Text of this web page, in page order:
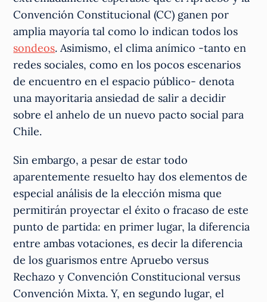
Convención Constitucional (CC) ganen por
amplia mayoría tal como lo indican todos los
sondeos. Asimismo, el clima anímico -tanto en
redes sociales, como en los pocos escenarios
de encuentro en el espacio público- denota
una mayoritaria ansiedad de salir a decidir
sobre el anhelo de un nuevo pacto social para
Chile.
Sin embargo, a pesar de estar todo
aparentemente resuelto hay dos elementos de
especial análisis de la elección misma que
permitirán proyectar el éxito o fracaso de este
punto de partida: en primer lugar, la diferencia
entre ambas votaciones, es decir la diferencia
de los guarismos entre Apruebo versus
Rechazo y Convención Constitucional versus
Convención Mixta. Y, en segundo lugar, el